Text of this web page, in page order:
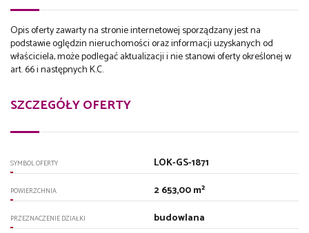
Opis oferty zawarty na stronie internetowej sporządzany jest na
podstawie oględzin nieruchomości oraz informacji uzyskanych od
właściciela, może podlegać aktualizacji i nie stanowi oferty określonej w
art. 66 i następnych K.C.
SZCZEGÓŁY OFERTY
SYMBOL OFERTY LOK-GS-1871
POWIERZCHNIA 2 653,00 m²
PRZEZNACZENIE DZIAŁKI budowlana